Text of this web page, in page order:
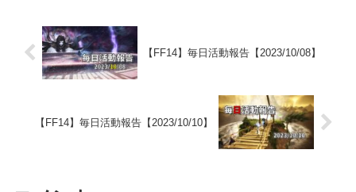
【FF14】毎日活動報告【2023/10/08】
【FF14】毎日活動報告【2023/10/10】